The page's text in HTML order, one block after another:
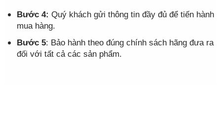
Bước 4: Quý khách gửi thông tin đầy đủ để tiến hành
mua hàng.
Bước 5: Bảo hành theo đúng chính sách hãng đưa ra
đối với tất cả các sản phẩm.